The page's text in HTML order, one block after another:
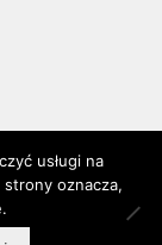
usługi na
oznacza,